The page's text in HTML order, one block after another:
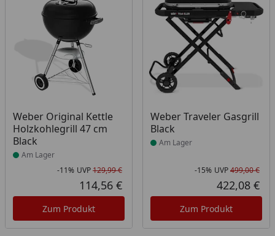
Weber Original Kettle
Holzkohlegrill 47 cm
Black
Produkt am Lager
Am Lager
Rabatt in Prozent
-11%
Ursprünglicher Preis
UVP129,99 €
Aktueller Preis
114,56 €
Zum Produkt
Weber Traveler Gasgrill
Black
Produkt am Lager
Am Lager
-15% UVP499,00 €
422,08 €
Zum Produkt